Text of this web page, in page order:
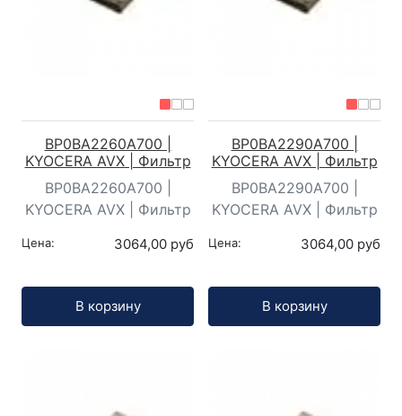
BP0BA2260A700 |
KYOCERA AVX | Фильтр
BP0BA2260A700 |
KYOCERA AVX | Фильтр
Цена: 3064,00 руб
В корзину
BP0BA2290A700 |
KYOCERA AVX | Фильтр
BP0BA2290A700 |
KYOCERA AVX | Фильтр
Цена: 3064,00 руб
В корзину